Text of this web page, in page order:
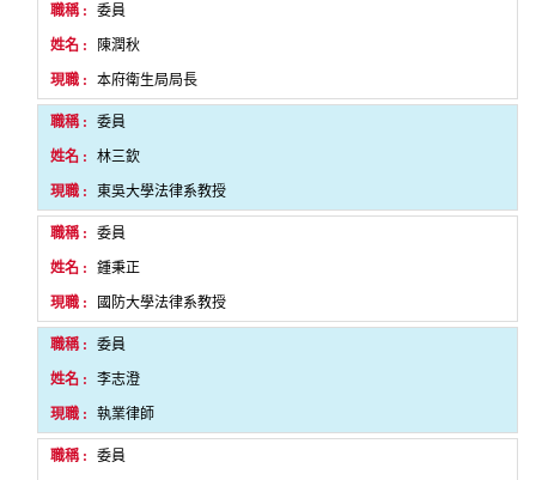
委員
陳潤秋
本府衛生局局長
委員
林三欽
東吳大學法律系教授
委員
鍾秉正
國防大學法律系教授
委員
李志澄
執業律師
委員